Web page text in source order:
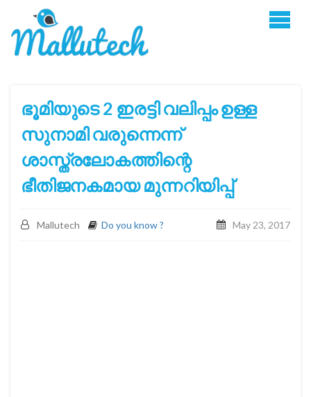
ഭൂമിയുടെ 2 ഇരട്ടി വലിപ്പം ഉള്ള
സുനാമി വരുന്നെന്ന്
ശാസ്ത്രലോകത്തിന്റെ
ഭീതിജനകമായ മുന്നറിയിപ്പ്
Mallutech Do you know ? May 23, 2017